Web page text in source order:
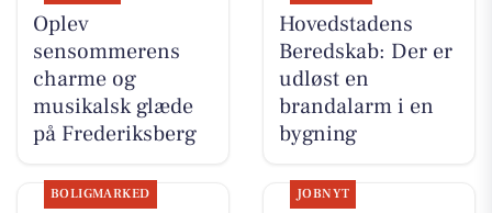
Oplev
sensommerens
charme og
musikalsk glæde
på Frederiksberg
Hovedstadens
Beredskab: Der er
udløst en
brandalarm i en
bygning
BOLIGMARKED JOBNYT